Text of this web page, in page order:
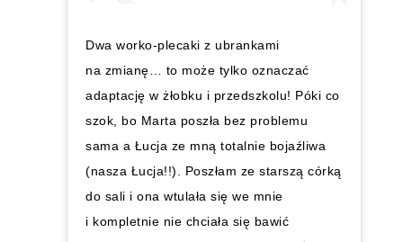
Dwa worko-plecaki z ubrankami
na zmianę… to może tylko oznaczać
adaptację w żłobku i przedszkolu! Póki co
szok, bo Marta poszła bez problemu
sama a Łucja ze mną totalnie bojaźliwa
(nasza Łucja!!). Poszłam ze starszą córką
do sali i ona wtulała się we mnie
i kompletnie nie chciała się bawić